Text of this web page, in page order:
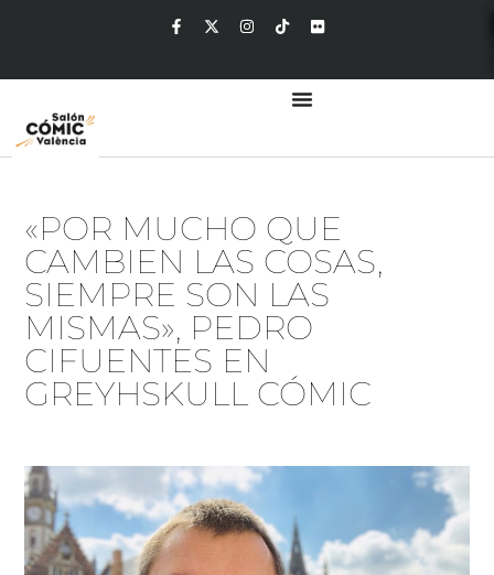
«POR MUCHO QUE
CAMBIEN LAS COSAS,
SIEMPRE SON LAS
MISMAS», PEDRO
CIFUENTES EN
GREYHSKULL CÓMIC